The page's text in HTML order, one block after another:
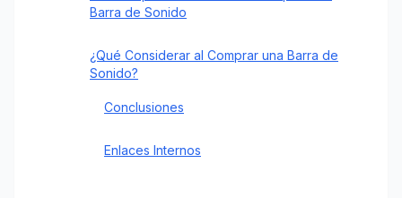
Barra de Sonido
¿Qué Considerar al Comprar una Barra de
Sonido?
Conclusiones
Enlaces Internos